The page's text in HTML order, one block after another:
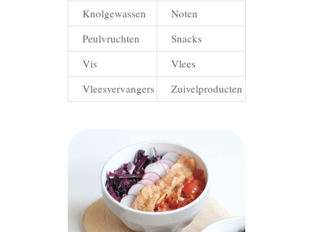
Knolgewassen
Noten
Peulvruchten
Snacks
Vis
Vlees
Vleesvervangers
Zuivelproducten